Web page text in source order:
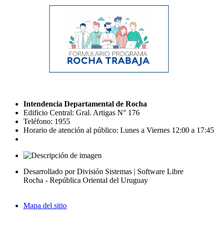
Intendencia Departamental de Rocha
Edificio Central: Gral. Artigas N° 176
Teléfono: 1955
Horario de atención al público: Lunes a Viernes 12:00 a 17:45
Desarrollado por División Sistemas | Software Libre
Rocha - República Oriental del Uruguay
Mapa del sitio